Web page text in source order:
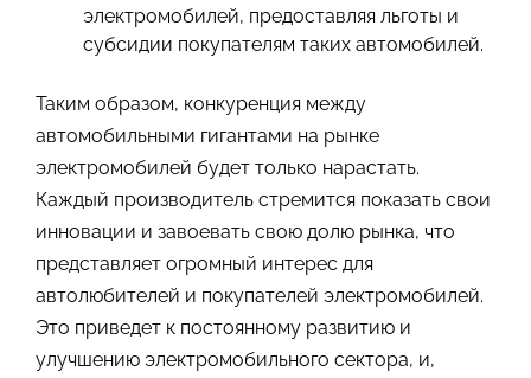
электромобилей, предоставляя льготы и
субсидии покупателям таких автомобилей.
Таким образом, конкуренция между
автомобильными гигантами на рынке
электромобилей будет только нарастать.
Каждый производитель стремится показать свои
инновации и завоевать свою долю рынка, что
представляет огромный интерес для
автолюбителей и покупателей электромобилей.
Это приведет к постоянному развитию и
улучшению электромобильного сектора, и,